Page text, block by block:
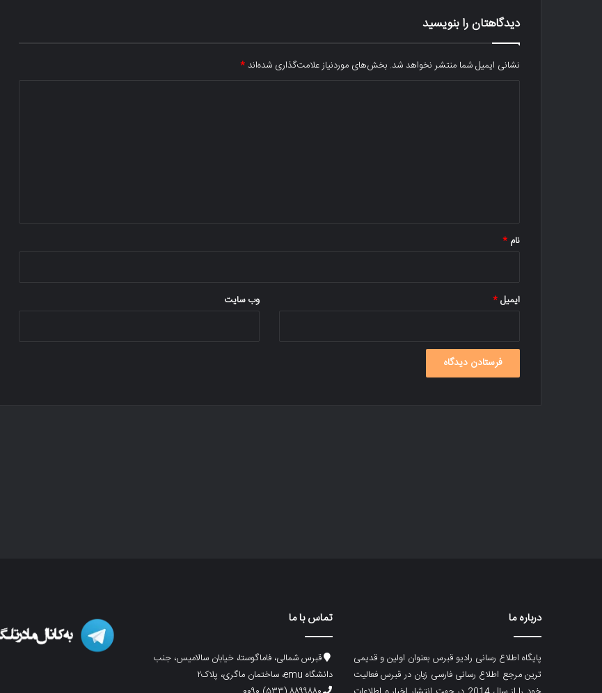
دیدگاهتان را بنویسید
نشانی ایمیل شما منتشر نخواهد شد. بخش‌های موردنیاز علامت‌گذاری شده‌اند*
نام *
ایمیل* وب‌ سایت
درباره ما
پایگاه اطلاع رسانی رادیو قبرس بعنوان اولین و قدیمی
ترین مرجع اطلاع رسانی فارسی زبان در قبرس فعالیت
تماس با ما
قبرس شمالی، فاماگوستا، خیابان سالامیس، جنب
دانشگاه emu، ساختمان ماگری، پلاک۲